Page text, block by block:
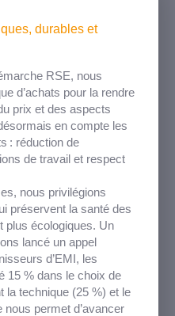
durables et
RSE, nous
d’achats pour la rendre
prix et des aspects
en compte les
: réduction de
de travail et respect
nous privilégions
préservent la santé des
plus écologiques. Un
lancé un appel
d’EMI, les
15 % dans le choix de
la technique (25 %) et le
permet d’avancer